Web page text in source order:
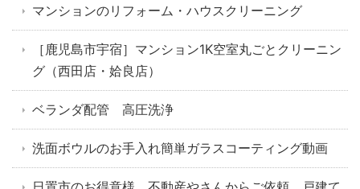
マンションのリフォーム・ハウスクリーニング
［鹿児島市宇宿］マンション1K空室丸ごとクリーニン
グ（西田店・姶良店）
ベランダ配管 高圧洗浄
洗面ボウルのお手入れ簡単ガラスコーティング動画